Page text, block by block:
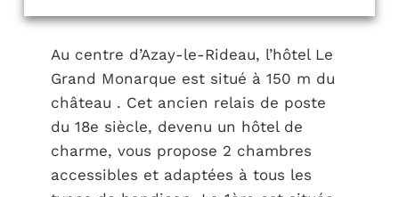
Au centre d’Azay-le-Rideau, l’hôtel Le
Grand Monarque est situé à 150 m du
château . Cet ancien relais de poste
du 18e siècle, devenu un hôtel de
charme, vous propose 2 chambres
accessibles et adaptées à tous les